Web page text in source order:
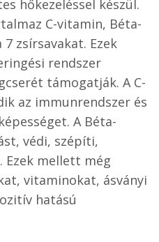
hőkezeléssel készül.
C-vitamin, Béta-
zsírsavakat. Ezek
rendszer
támogatják. A C-
az immunrendszer és
A Béta-
védi, szépíti,
Ezek mellett még
vitaminokat, ásványi
hatású